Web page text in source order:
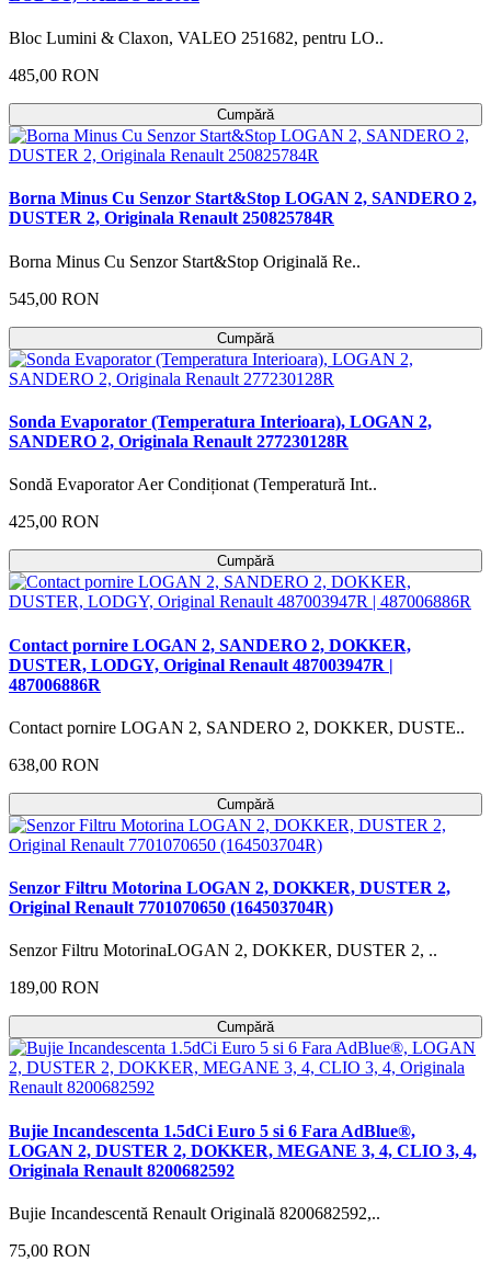
Bloc Lumini & Claxon, VALEO 251682, pentru LO..
485,00 RON
Cumpără
Borna Minus Cu Senzor Start&Stop LOGAN 2, SANDERO 2,
DUSTER 2, Originala Renault 250825784R
Borna Minus Cu Senzor Start&Stop Originală Re..
545,00 RON
Cumpără
Sonda Evaporator (Temperatura Interioara), LOGAN 2,
SANDERO 2, Originala Renault 277230128R
Sondă Evaporator Aer Condiționat (Temperatură Int..
425,00 RON
Cumpără
Contact pornire LOGAN 2, SANDERO 2, DOKKER,
DUSTER, LODGY, Original Renault 487003947R |
487006886R
Contact pornire LOGAN 2, SANDERO 2, DOKKER, DUSTE..
638,00 RON
Cumpără
Senzor Filtru Motorina LOGAN 2, DOKKER, DUSTER 2,
Original Renault 7701070650 (164503704R)
Senzor Filtru MotorinaLOGAN 2, DOKKER, DUSTER 2, ..
189,00 RON
Cumpără
Bujie Incandescenta 1.5dCi Euro 5 si 6 Fara AdBlue®,
LOGAN 2, DUSTER 2, DOKKER, MEGANE 3, 4, CLIO 3, 4,
Originala Renault 8200682592
Bujie Incandescentă Renault Originală 8200682592,..
75,00 RON